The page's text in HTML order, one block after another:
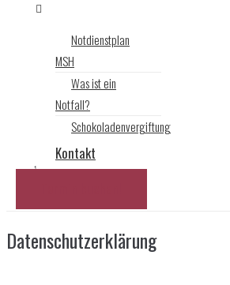
Notdienstplan
MSH
Was ist ein
Notfall?
Schokoladenvergiftung
Kontakt
Datenschutzerklärung